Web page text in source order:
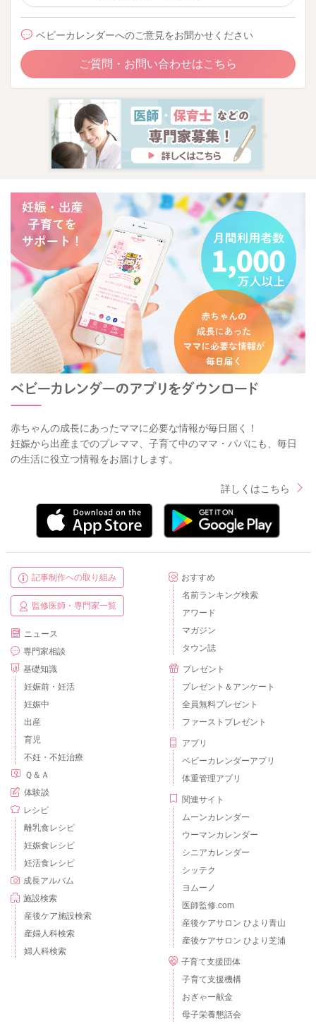
ベビーカレンダーへのご意見をお聞かせください
ご質問・お問い合わせはこちら
赤ちゃんの成長にあったママに必要な情報が毎日届く！
妊娠から出産までのプレママ、子育て中のママ・パパにも、毎日
の生活に役立つ情報をお届けします。
詳しくはこちら
記事制作への取り組み
監修医師・専門家一覧
ニュース
専門家相談
基礎知識
妊娠前・妊活
妊娠中
出産
育児
不妊・不妊治療
Ｑ＆Ａ
体験談
レシピ
離乳食レシピ
妊娠食レシピ
妊活食レシピ
成長アルバム
施設検索
産後ケア施設検索
産婦人科検索
婦人科検索
おすすめ
名前ランキング検索
アワード
マガジン
タウン誌
プレゼント
プレゼント＆アンケート
全員無料プレゼント
ファーストプレゼント
アプリ
ベビーカレンダーアプリ
体重管理アプリ
関連サイト
ムーンカレンダー
ウーマンカレンダー
シニアカレンダー
シッテク
ヨムーノ
医師監修.com
産後ケアサロン ひより青山
産後ケアサロン ひより芝浦
子育て支援団体
子育て支援機構
おぎゃー献金
母子栄養懇話会